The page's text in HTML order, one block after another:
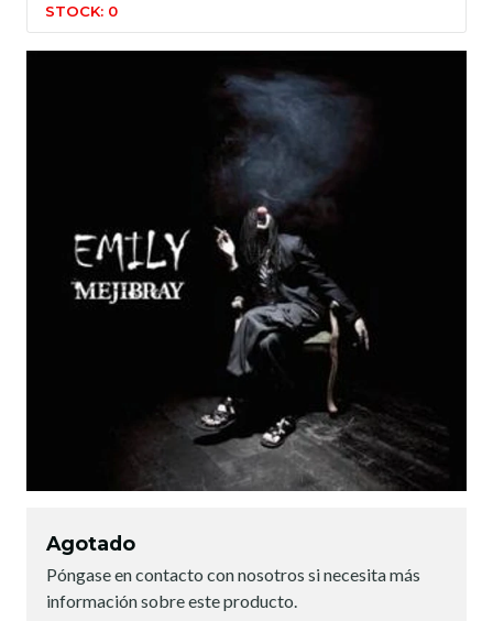
STOCK: 0
Agotado
Póngase en contacto con nosotros si necesita más
información sobre este producto.